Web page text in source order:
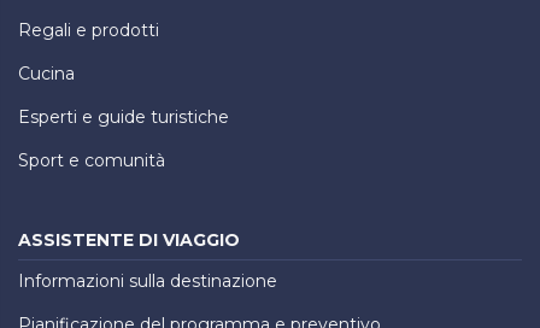
Regali e prodotti
Cucina
Esperti e guide turistiche
Sport e comunità
ASSISTENTE DI VIAGGIO
Informazioni sulla destinazione